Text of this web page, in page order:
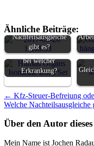
Ähnliche Beiträge:
Berufsleben: Welche
Nachteilsausgleiche
gibt es?
Welchen GdB gibt es
bei welcher
Erkrankung?
← Kfz-Steuer-Befreiung
Welche Nachteilsausgleiche
Über den Autor
Mein Name ist Jochen